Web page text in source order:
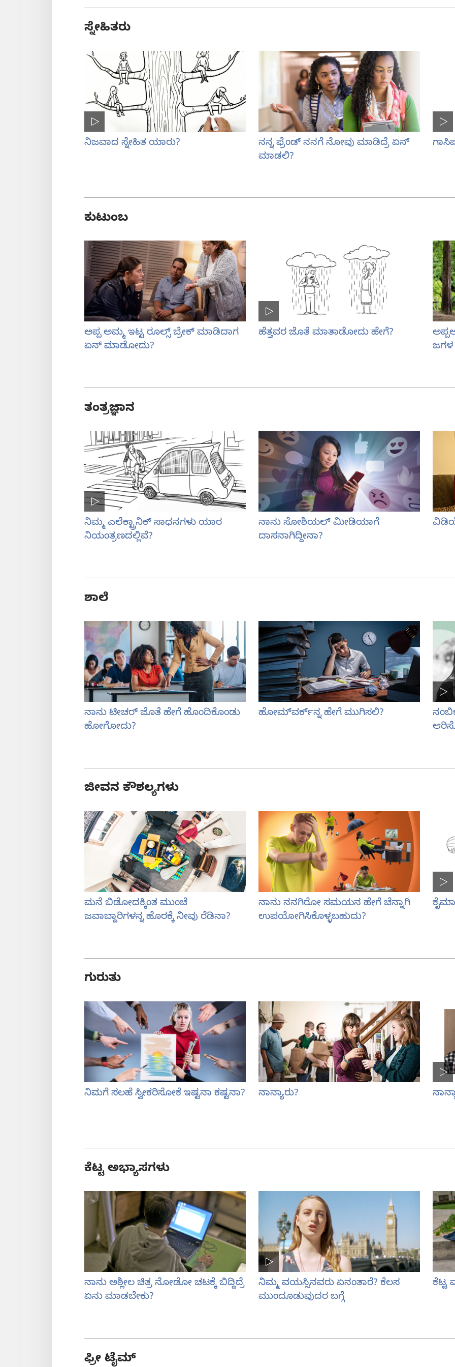
ಸ್ನೇಹಿತರು
ನಿಜವಾದ ಸ್ನೇಹಿತ ಯಾರು?
ನನ್ನ ಫ್ರೆಂಡ್‌ ನನಗೆ ನೋವು ಮಾಡಿದ್ರೆ ಏನ್‌
ಮಾಡಲಿ?
ಕುಟುಂಬ
ಅಪ್ಪ ಅಮ್ಮ ಇಟ್ಟ ರೂಲ್ಸ್‌ ಬ್ರೇಕ್‌ ಮಾಡಿದಾಗ
ಏನ್‌ ಮಾಡೋದು?
ಹೆತ್ತವರ ಜೊತೆ ಮಾತಾಡೋದು ಹೇಗೆ?
ಜಗಳ
ತಂತ್ರಜ್ಞಾನ
ನಿಮ್ಮ ಎಲೆಕ್ಟ್ರಾನಿಕ್‌ ಸಾಧನಗಳು ಯಾರ
ನಿಯಂತ್ರಣದಲ್ಲಿವೆ?
ನಾನು ಸೋಶಿಯಲ್‌ ಮೀಡಿಯಾಗೆ
ದಾಸನಾಗಿದ್ದೀನಾ?
ಶಾಲೆ
ನಾನು ಟೀಚರ್‌ ಜೊತೆ ಹೇಗೆ ಹೊಂದಿಕೊಂಡು
ಹೋಗೋದು?
ಹೋಮ್‌ವರ್ಕ್‌ನ್ನ ಹೇಗೆ ಮುಗಿಸಲಿ?
ಜೀವನ ಕೌಶಲ್ಯಗಳು
ಮನೆ ಬಿಡೋದಕ್ಕಿಂತ ಮುಂಚೆ
ಜವಾಬ್ದಾರಿಗಳನ್ನ ಹೊರಕ್ಕೆ ನೀವು ರೆಡಿನಾ?
ನಾನು ನನಗಿರೋ ಸಮಯನ ಹೇಗೆ ಚೆನ್ನಾಗಿ
ಉಪಯೋಗಿಸಿಕೊಳ್ಳಬಹುದು?
ಗುರುತು
ನಿಮಗೆ ಸಲಹೆ ಸ್ವೀಕರಿಸೋಕೆ ಇಷ್ಟನಾ ಕಷ್ಟನಾ? ನಾನ್ಯಾರು?
ಕೆಟ್ಟ ಅಭ್ಯಾಸಗಳು
ನಾನು ಅಶ್ಲೀಲ ಚಿತ್ರ ನೋಡೋ ಚಟಕ್ಕೆ ಬಿದ್ದಿದ್ರೆ
ಏನು ಮಾಡಬೇಕು?
ನಿಮ್ಮ ವಯಸ್ಸಿನವರು ಏನಂತಾರೆ? ಕೆಲಸ
ಮುಂದೂಡುವುದರ ಬಗ್ಗೆ
ಕೆಟ್ಟ
ಫ್ರೀ ಟೈಮ್‌